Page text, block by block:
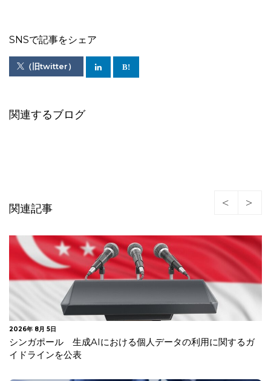
SNSで記事をシェア
（旧twitter）
関連するブログ
関連記事
2026年 7月 30日
オランダデータ保護局 生成AIモデルの開発・導入に関する
GDPRガイドラインを公表